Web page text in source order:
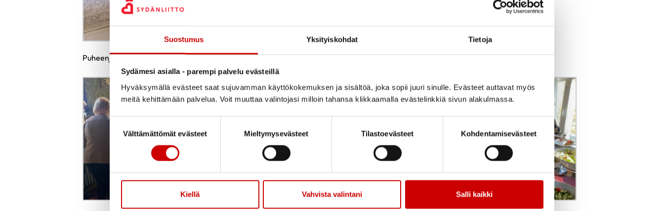
Suostumus Yksityiskohdat Tietoja
Sydämesi asialla - parempi palvelu evästeillä
Hyväksymällä evästeet saat sujuvamman käyttökokemuksen ja sisältöä, joka sopii juuri sinulle. Evästeet auttavat myös
meitä kehittämään palvelua. Voit muuttaa valintojasi milloin tahansa klikkaamalla evästelinkkiä sivun alakulmassa.
Suostumuksen valinta
Välttämättömät evästeet
Mieltymysevästeet Tilastoevästeet Kohdentamisevästeet
Kiellä Vahvista valintani Salli kaikki
Puheenjohtajamme toivottaa tervetuloa